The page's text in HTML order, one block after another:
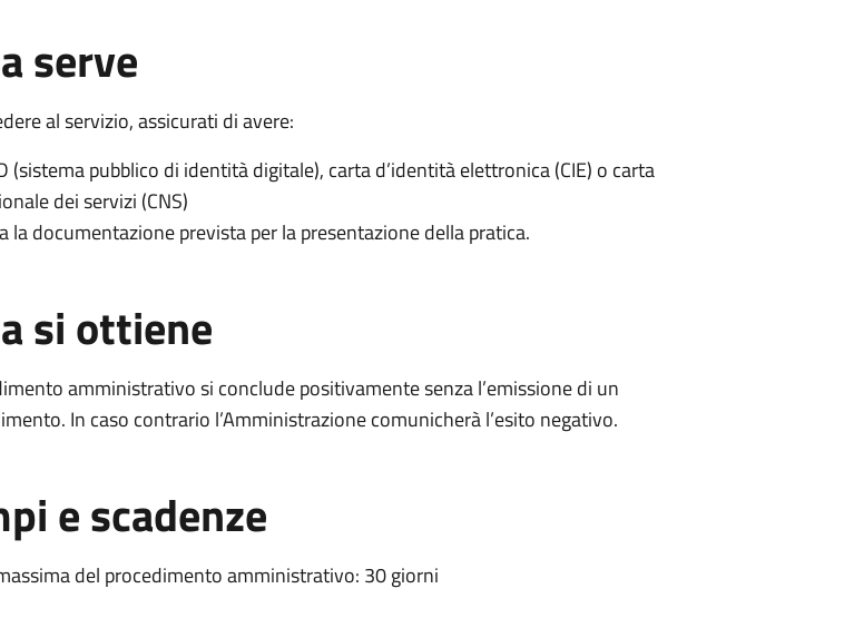
serve
al servizio, assicurati di avere:
(sistema pubblico di identità digitale), carta d’identità elettronica (CIE) o carta
dei servizi (CNS)
la documentazione prevista per la presentazione della pratica.
si ottiene
amministrativo si conclude positivamente senza l’emissione di un
In caso contrario l’Amministrazione comunicherà l’esito negativo.
e scadenze
del procedimento amministrativo: 30 giorni